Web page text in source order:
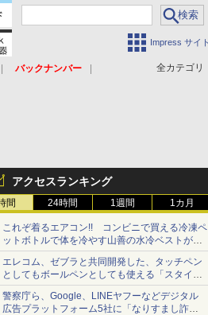
Impress サイト
全カテゴリ
バックナンバー
アクセスランキング
間 24時間 1週間 1カ月
これぞ着るエアコン!! コンビニで買える冷凍ペ
ットボトルで体を冷やす山善の水冷ベストがロ
ードバイクにちょうどいい【ぼっち・ざ・ろー
ど！その14】【空いた時間でなにしてる？】
エレコム、ゼブラと共同開発した、タッチペン
としてもボールペンとしても使える「スタイラ
スツーウェイ」発売 iPadにも紙にも、持ち替
えずに書き込める
警察庁ら、Google、LINEヤフーなどデジタル
広告プラットフォーム5社に「なりすまし詐欺